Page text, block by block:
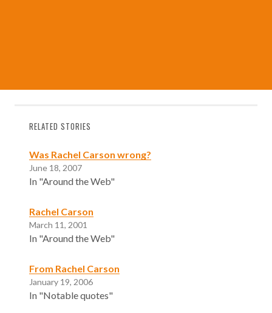
RELATED STORIES
Was Rachel Carson wrong?
June 18, 2007
In "Around the Web"
Rachel Carson
March 11, 2001
In "Around the Web"
From Rachel Carson
January 19, 2006
In "Notable quotes"